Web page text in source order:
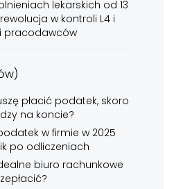
lekarskich od 13
w kontroli L4 i
pracodawców
płacić podatek, skoro
na koncie?
w firmie w 2025
po odliczeniach
biuro rachunkowe